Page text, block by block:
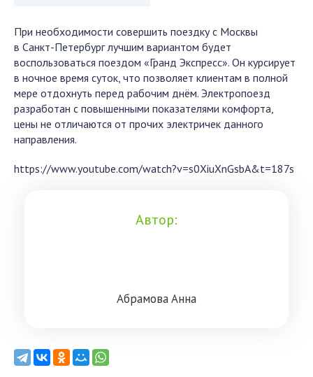
При необходимости совершить поездку с Москвы
в Санкт-Петербург лучшим вариантом будет
воспользоваться поездом «Гранд Экспресс». Он курсирует
в ночное время суток, что позволяет клиентам в полной
мере отдохнуть перед рабочим днём. Электропоезд
разработан с повышенными показателями комфорта,
цены не отличаются от прочих электричек данного
направления.
https://www.youtube.com/watch?v=s0XiuXnGsbA&t=187s
Автор:
Aбрaмoвa Aннa